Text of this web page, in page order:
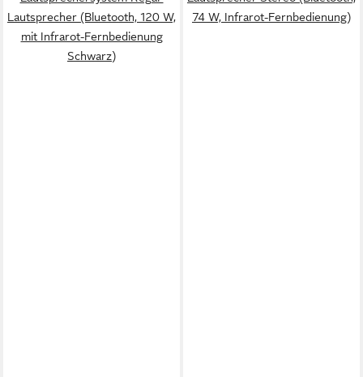
Lautsprecher (Bluetooth, 120 W,
mit Infrarot-Fernbedienung
Schwarz)
74 W, Infrarot-Fernbedienung)